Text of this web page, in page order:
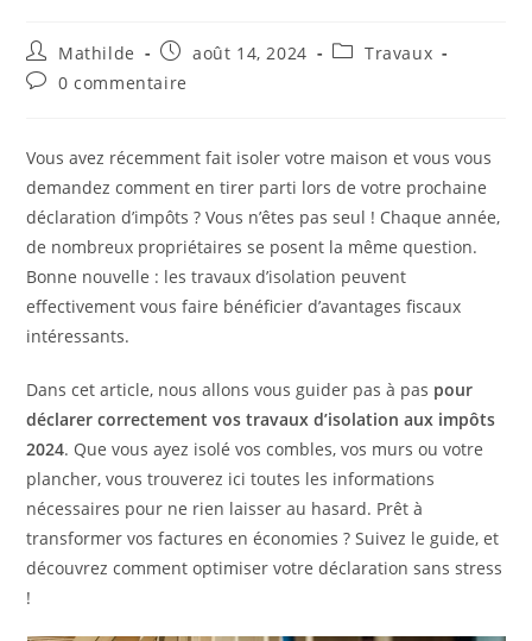
Mathilde août 14, 2024
Travaux
0 commentaire
Vous avez récemment fait isoler votre maison et vous vous
demandez comment en tirer parti lors de votre prochaine
déclaration d’impôts ? Vous n’êtes pas seul ! Chaque année,
de nombreux propriétaires se posent la même question.
Bonne nouvelle : les travaux d’isolation peuvent
effectivement vous faire bénéficier d’avantages fiscaux
intéressants.
Dans cet article, nous allons vous guider pas à pas pour
déclarer correctement vos travaux d’isolation aux impôts
2024. Que vous ayez isolé vos combles, vos murs ou votre
plancher, vous trouverez ici toutes les informations
nécessaires pour ne rien laisser au hasard. Prêt à
transformer vos factures en économies ? Suivez le guide, et
découvrez comment optimiser votre déclaration sans stress
!